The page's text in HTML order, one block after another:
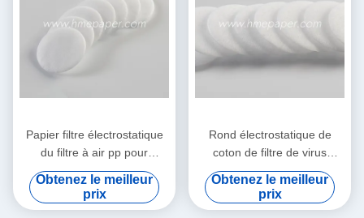
Papier filtre électrostatique
du filtre à air pp pour
HME/HMEF
Obtenez le meilleur
prix
Rond électrostatique de
coton de filtre de virus
bactérien de HME HMEF
Obtenez le meilleur
prix